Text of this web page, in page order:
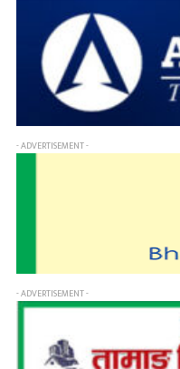
- ADVERTISEMENT -
- ADVERTISEMENT -